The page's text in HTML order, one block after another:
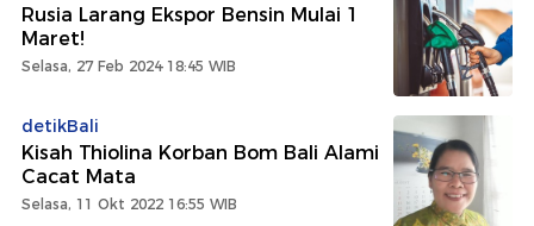
Rusia Larang Ekspor Bensin Mulai 1
Maret!
Selasa, 27 Feb 2024 18:45 WIB
detikBali
Kisah Thiolina Korban Bom Bali Alami
Cacat Mata
Selasa, 11 Okt 2022 16:55 WIB